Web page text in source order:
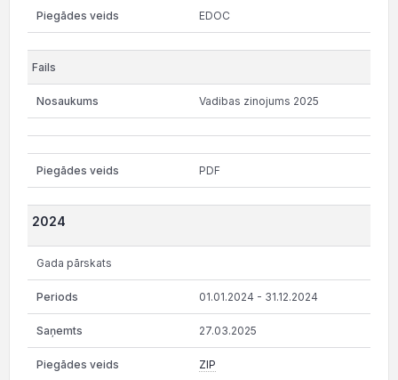
EDOC
Vadibas zinojums 2025
PDF
2024
Gada pārskats
01.01.2024 - 31.12.2024
27.03.2025
ZIP